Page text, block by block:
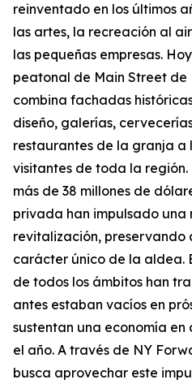
reinventado en los últimos
las artes, la recreación al
las pequeñas empresas.
peatonal de Main Street de
combina fachadas
diseño, galerías,
restaurantes de la granja a
visitantes de toda la
más de 38 millones de
privada han impulsado
revitalización, preservando
carácter único de la aldea.
de todos los ámbitos han
antes estaban vacíos en
sustentan una economía
el año. A través de NY
busca aprovechar este